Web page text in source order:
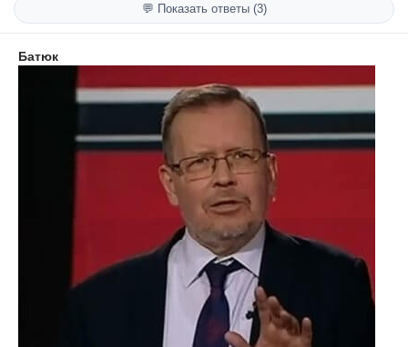
💬 Показать ответы (3)
Батюк